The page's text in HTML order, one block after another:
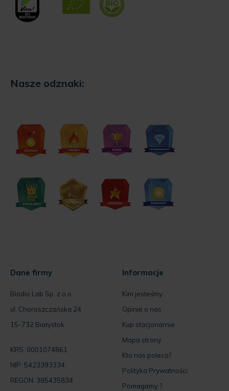
Nasze odznaki:
Dane firmy
Biodio Lab Sp. z o.o.
ul. Choroszczańska 24
15-732 Białystok
KRS: 0001074861
NIP: 5423393334
REGON: 385435834
Informacje
Kim jesteśmy
Opinie o nas
Kup stacjonarnie
Mapa strony
Kto nas poleca?
Polityka Prywatności
Pomagamy ?